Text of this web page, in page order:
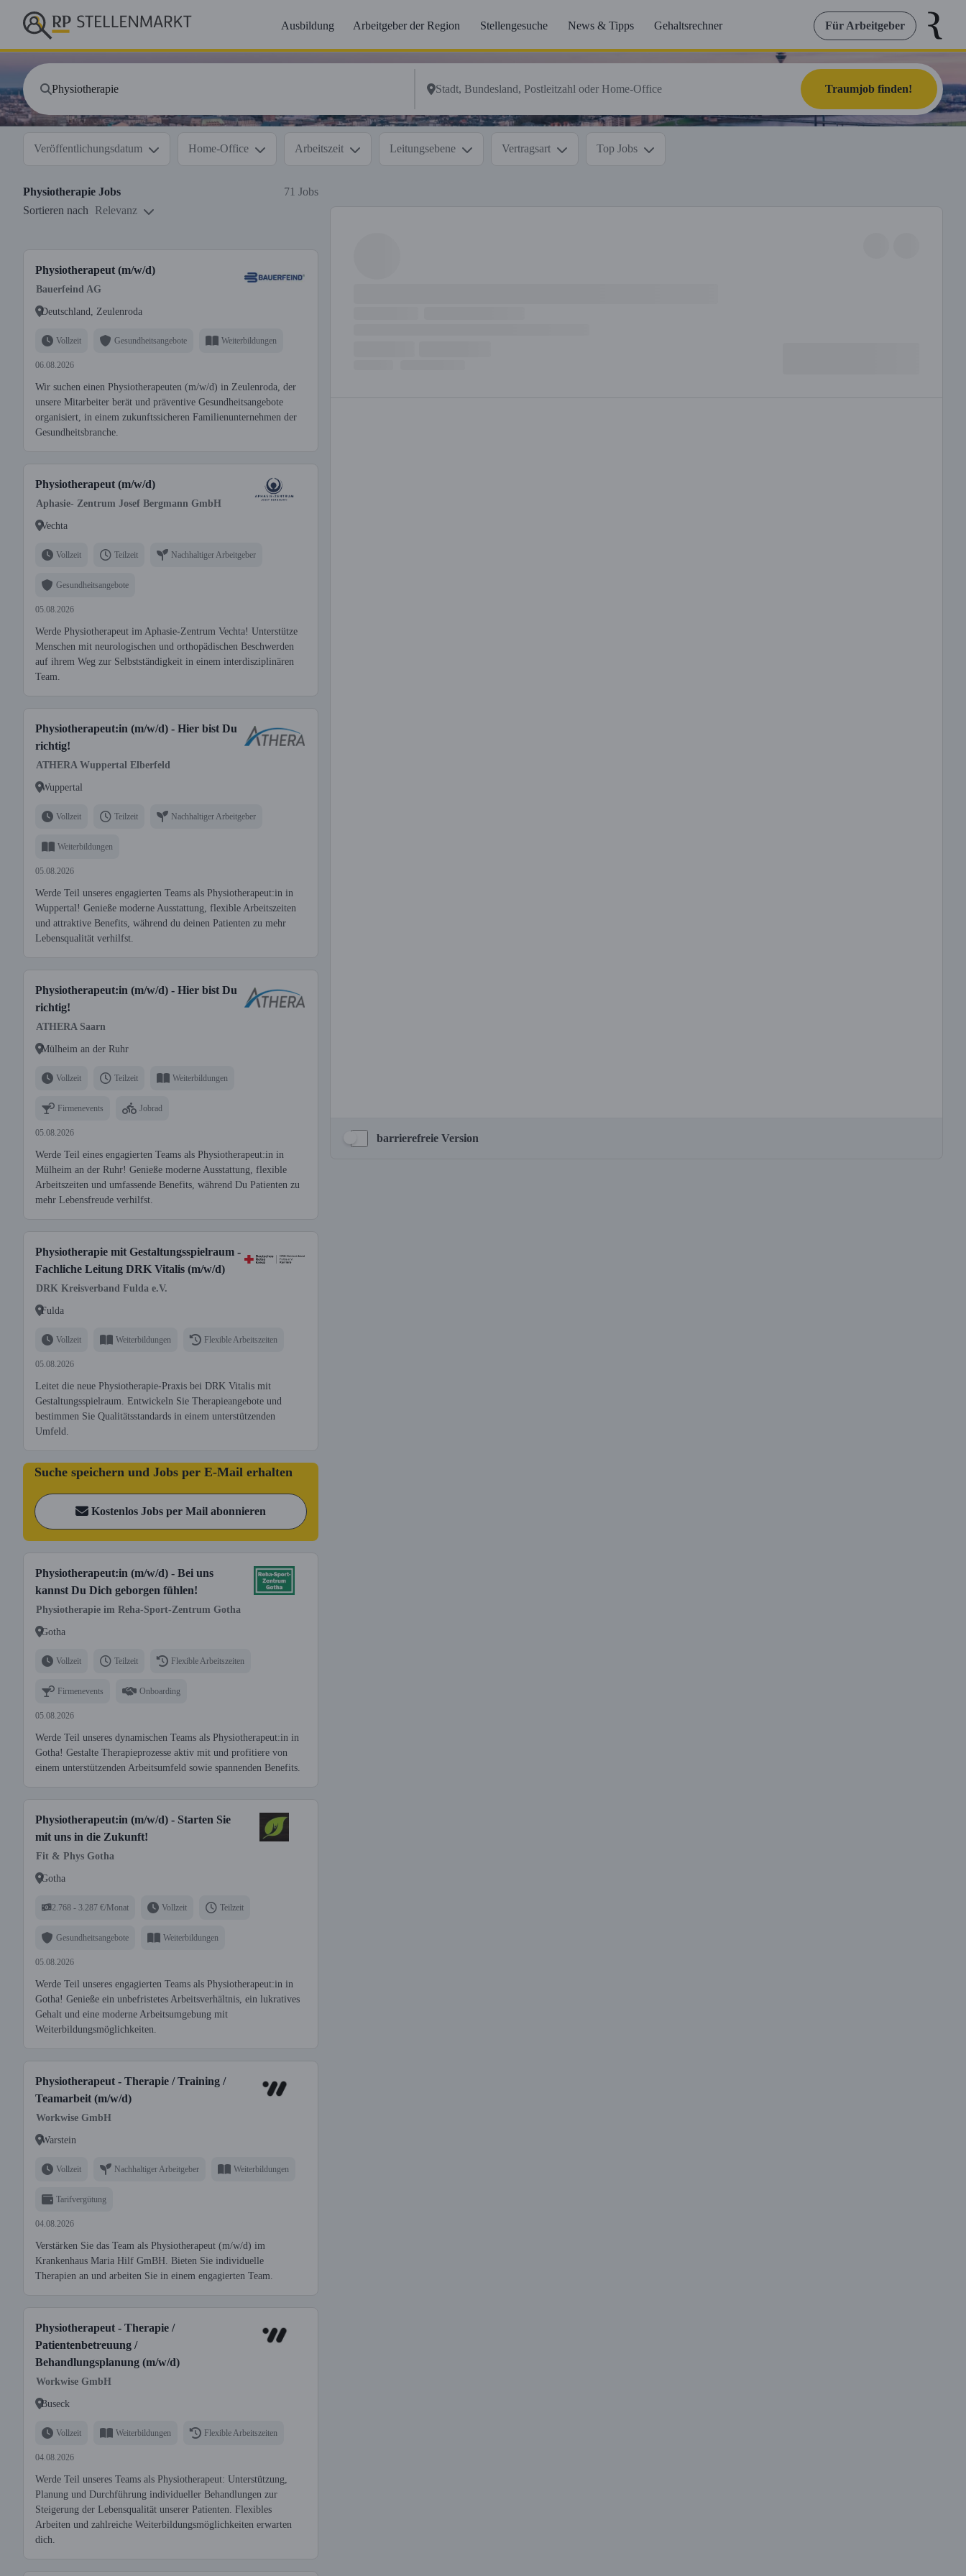
Ausbildung Arbeitgeber der Region Stellengesuche News & Tipps Gehaltsrechner Für Arbeitgeber
Traumjob finden!
Veröffentlichungsdatum Home-Office Arbeitszeit Leitungsebene Vertragsart Top Jobs
Physiotherapie Jobs
71 Jobs
Sortieren nach
Relevanz
Physiotherapeut (m/w/d)
Bauerfeind AG
Deutschland, Zeulenroda
Vollzeit Gesundheitsangebote Weiterbildungen
06.08.2026
Wir suchen einen Physiotherapeuten (m/w/d) in Zeulenroda, der
unsere Mitarbeiter berät und präventive Gesundheitsangebote
organisiert, in einem zukunftssicheren Familienunternehmen der
Gesundheitsbranche.
Physiotherapeut (m/w/d)
Aphasie- Zentrum Josef Bergmann GmbH
Vechta
Vollzeit Teilzeit Nachhaltiger Arbeitgeber
Gesundheitsangebote
05.08.2026
Werde Physiotherapeut im Aphasie-Zentrum Vechta! Unterstütze
Menschen mit neurologischen und orthopädischen Beschwerden
auf ihrem Weg zur Selbstständigkeit in einem interdisziplinären
Team.
Physiotherapeut:in (m/w/d) - Hier bist Du
richtig!
ATHERA Wuppertal Elberfeld
Wuppertal
Vollzeit Teilzeit Nachhaltiger Arbeitgeber
Weiterbildungen
05.08.2026
Werde Teil unseres engagierten Teams als Physiotherapeut:in in
Wuppertal! Genieße moderne Ausstattung, flexible Arbeitszeiten
und attraktive Benefits, während du deinen Patienten zu mehr
Lebensqualität verhilfst.
Physiotherapeut:in (m/w/d) - Hier bist Du
richtig!
ATHERA Saarn
Mülheim an der Ruhr
Vollzeit Teilzeit Weiterbildungen
Firmenevents Jobrad
05.08.2026
Werde Teil eines engagierten Teams als Physiotherapeut:in in
Mülheim an der Ruhr! Genieße moderne Ausstattung, flexible
Arbeitszeiten und umfassende Benefits, während Du Patienten zu
mehr Lebensfreude verhilfst.
Physiotherapie mit Gestaltungsspielraum -
Fachliche Leitung DRK Vitalis (m/w/d)
DRK Kreisverband Fulda e.V.
Fulda
Vollzeit Weiterbildungen Flexible Arbeitszeiten
05.08.2026
Leitet die neue Physiotherapie-Praxis bei DRK Vitalis mit
Gestaltungsspielraum. Entwickeln Sie Therapieangebote und
bestimmen Sie Qualitätsstandards in einem unterstützenden
Umfeld.
Suche speichern und Jobs per E-Mail erhalten
Kostenlos Jobs per Mail abonnieren
Physiotherapeut:in (m/w/d) - Bei uns
kannst Du Dich geborgen fühlen!
Physiotherapie im Reha-Sport-Zentrum Gotha
Gotha
Vollzeit Teilzeit Flexible Arbeitszeiten
Firmenevents Onboarding
05.08.2026
Werde Teil unseres dynamischen Teams als Physiotherapeut:in in
Gotha! Gestalte Therapieprozesse aktiv mit und profitiere von
einem unterstützenden Arbeitsumfeld sowie spannenden Benefits.
Physiotherapeut:in (m/w/d) - Starten Sie
mit uns in die Zukunft!
Fit & Phys Gotha
Gotha
2.768 - 3.287 €/Monat Vollzeit Teilzeit
Gesundheitsangebote Weiterbildungen
05.08.2026
Werde Teil unseres engagierten Teams als Physiotherapeut:in in
Gotha! Genieße ein unbefristetes Arbeitsverhältnis, ein lukratives
Gehalt und eine moderne Arbeitsumgebung mit
Weiterbildungsmöglichkeiten.
Physiotherapeut - Therapie / Training /
Teamarbeit (m/w/d)
Workwise GmbH
Warstein
Vollzeit Nachhaltiger Arbeitgeber Weiterbildungen
Tarifvergütung
04.08.2026
Verstärken Sie das Team als Physiotherapeut (m/w/d) im
Krankenhaus Maria Hilf GmBH. Bieten Sie individuelle
Therapien an und arbeiten Sie in einem engagierten Team.
Physiotherapeut - Therapie /
Patientenbetreuung /
Behandlungsplanung (m/w/d)
Workwise GmbH
Buseck
Vollzeit Weiterbildungen Flexible Arbeitszeiten
04.08.2026
Werde Teil unseres Teams als Physiotherapeut: Unterstützung,
Planung und Durchführung individueller Behandlungen zur
Steigerung der Lebensqualität unserer Patienten. Flexibles
Arbeiten und zahlreiche Weiterbildungsmöglichkeiten erwarten
dich.
barrierefreie Version